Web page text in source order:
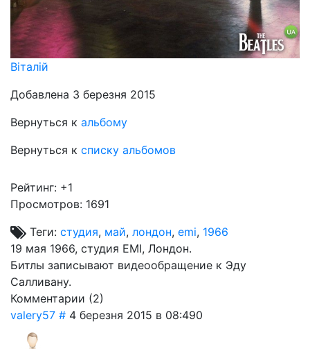
Віталій
Добавлена 3 березня 2015
Вернуться к альбому
Вернуться к списку альбомов
Рейтинг: +1
Просмотров: 1691
Теги: студия, май, лондон, emi, 1966
19 мая 1966, студия EMI, Лондон.
Битлы записывают видеообращение к Эду
Салливану.
Комментарии (2)
valery57 # 4 березня 2015 в 08:490